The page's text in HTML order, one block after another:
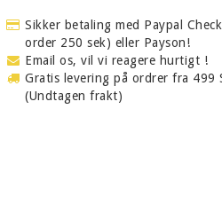
Sikker betaling med Paypal
order 250 sek) eller Payson!
Email os, vil vi reagere hurtigt !
Gratis levering på ordrer fra 499
(Undtagen frakt)